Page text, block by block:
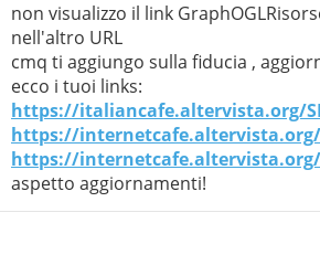
non visualizzo il link
nell'altro URL
cmq ti aggiungo sulla fiducia ,
ecco i tuoi links:
https://italiancafe.altervista.org/
https://internetcafe.altervista.org/
https://
aspetto aggiornamenti!